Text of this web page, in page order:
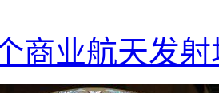
商业航天发射